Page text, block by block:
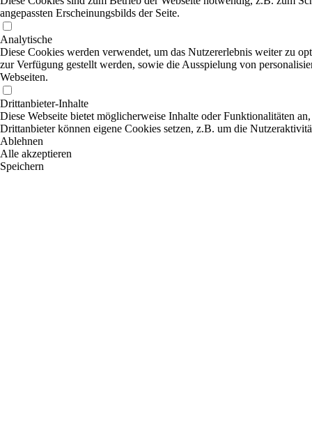
angepassten Erscheinungsbilds der Seite.
Analytische
Diese Cookies werden verwendet, um das Nutzererlebnis weiter zu
zur Verfügung gestellt werden, sowie die Ausspielung von
Webseiten.
Drittanbieter-Inhalte
Diese Webseite bietet möglicherweise Inhalte oder Funktionalitäten
Drittanbieter können eigene Cookies setzen, z.B. um die
Ablehnen
Alle akzeptieren
Speichern